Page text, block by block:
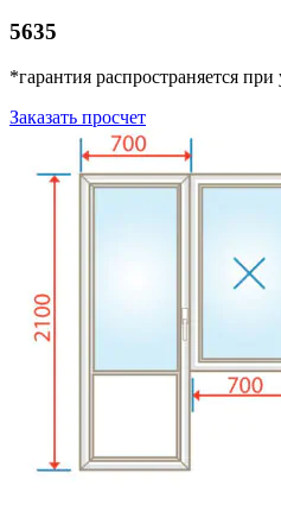
5635
*гарантия распространяется
Заказать просчет